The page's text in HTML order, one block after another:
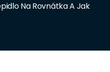
Na Rovnátka A Jak